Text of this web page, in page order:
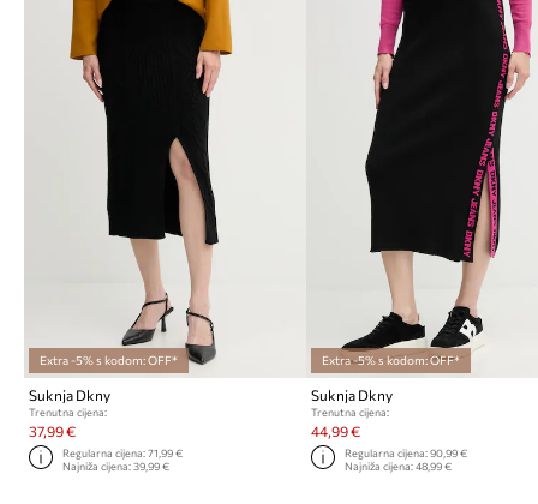
Extra -5% s kodom: OFF*
Suknja Dkny
Trenutna cijena:
37,99 €
Regularna cijena:71,99 €
Najniža cijena:39,99 €
Extra -5% s kodom: OFF*
Suknja Dkny
Trenutna cijena:
44,99 €
Regularna cijena: 90,99 €
Najniža cijena: 48,99 €